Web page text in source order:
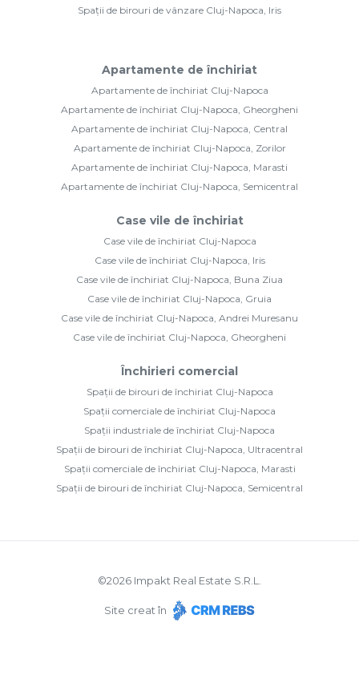
Spații de birouri de vânzare Cluj-Napoca, Iris
Apartamente de închiriat
Apartamente de închiriat Cluj-Napoca
Apartamente de închiriat Cluj-Napoca, Gheorgheni
Apartamente de închiriat Cluj-Napoca, Central
Apartamente de închiriat Cluj-Napoca, Zorilor
Apartamente de închiriat Cluj-Napoca, Marasti
Apartamente de închiriat Cluj-Napoca, Semicentral
Case vile de închiriat
Case vile de închiriat Cluj-Napoca
Case vile de închiriat Cluj-Napoca, Iris
Case vile de închiriat Cluj-Napoca, Buna Ziua
Case vile de închiriat Cluj-Napoca, Gruia
Case vile de închiriat Cluj-Napoca, Andrei Muresanu
Case vile de închiriat Cluj-Napoca, Gheorgheni
Închirieri comercial
Spații de birouri de închiriat Cluj-Napoca
Spații comerciale de închiriat Cluj-Napoca
Spații industriale de închiriat Cluj-Napoca
Spații de birouri de închiriat Cluj-Napoca, Ultracentral
Spații comerciale de închiriat Cluj-Napoca, Marasti
Spații de birouri de închiriat Cluj-Napoca, Semicentral
©2026 Impakt Real Estate S.R.L.
Site creat în